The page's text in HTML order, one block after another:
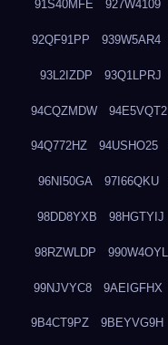
91S40MFE 927W4109
92QF91PP 939W5AR4
93L2IZDP 93Q1LPRJ
94CQZMDW 94E5VQT2
94Q772HZ 94USHO25
96NI50GA 97I66QKU
98DD8YXB 98HGTYIJ
98RZWLDP 990W4OYL
99NJVYC8 9AEIGFHX
9B4CT9PZ 9BEYVG9H